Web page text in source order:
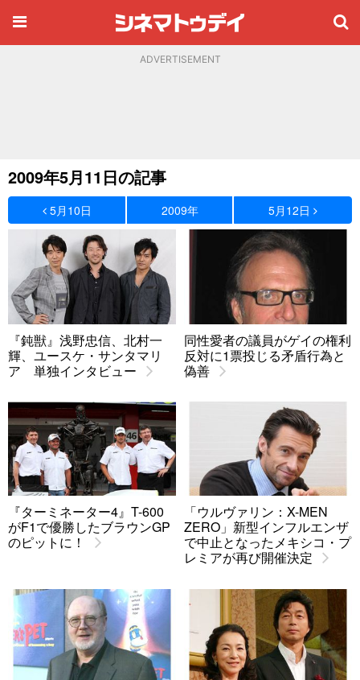
ADVERTISEMENT
2009年5月11日の記事
5月10日 2009年 5月12日
『鈍獣』浅野忠信、北村一
輝、ユースケ・サンタマリ
ア 単独インタビュー
同性愛者の議員がゲイの権利
反対に1票投じる矛盾行為と
偽善
『ターミネーター4』T-600
がF1で優勝したブラウンGP
のピットに！
「ウルヴァリン：X-MEN
ZERO」新型インフルエンザ
で中止となったメキシコ・プ
レミアが再び開催決定